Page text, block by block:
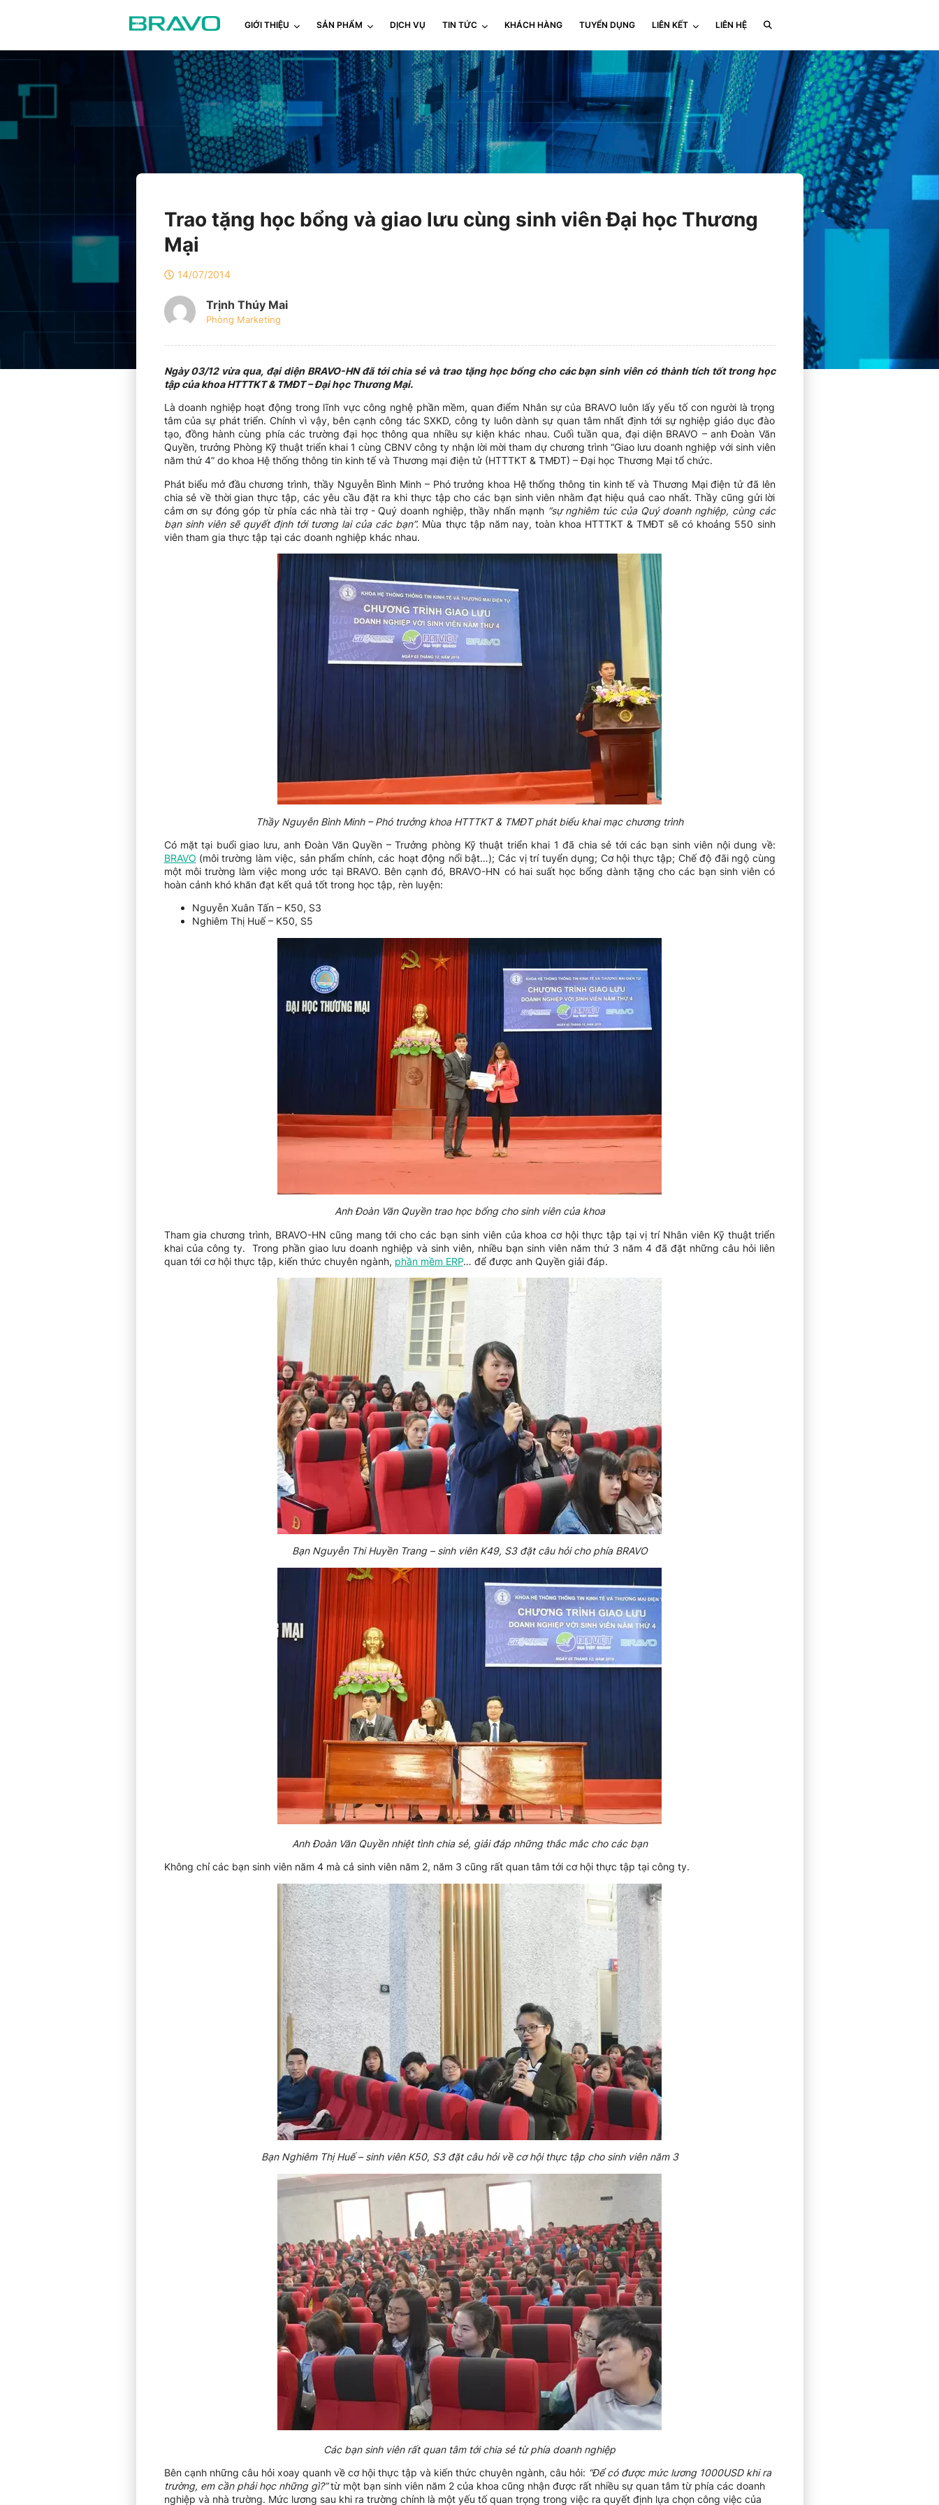
GIỚI THIỆU SẢN PHẨM DỊCH VỤ TIN TỨC KHÁCH HÀNG TUYỂN DỤNG LIÊN KẾT LIÊN HỆ
Trao tặng học bổng và giao lưu cùng sinh viên Đại học Thương
Mại
14/07/2014
Trịnh Thúy Mai
Phòng Marketing
Ngày 03/12 vừa qua, đại diện BRAVO-HN đã tới chia sẻ và trao tặng học bổng cho các bạn sinh viên có thành tích tốt trong học
tập của khoa HTTTKT & TMĐT – Đại học Thương Mại.
Là doanh nghiệp hoạt động trong lĩnh vực công nghệ phần mềm, quan điểm Nhân sự của BRAVO luôn lấy yếu tố con người là trọng
tâm của sự phát triển. Chính vì vậy, bên cạnh công tác SXKD, công ty luôn dành sự quan tâm nhất định tới sự nghiệp giáo dục đào
tạo, đồng hành cùng phía các trường đại học thông qua nhiều sự kiện khác nhau. Cuối tuần qua, đại diện BRAVO – anh Đoàn Văn
Quyền, trưởng Phòng Kỹ thuật triển khai 1 cùng CBNV công ty nhận lời mời tham dự chương trình “Giao lưu doanh nghiệp với sinh viên
năm thứ 4” do khoa Hệ thống thông tin kinh tế và Thương mại điện tử (HTTTKT & TMĐT) – Đại học Thương Mại tổ chức.
Phát biểu mở đầu chương trình, thầy Nguyễn Bình Minh – Phó trưởng khoa Hệ thống thông tin kinh tế và Thương Mại điện tử đã lên
chia sẻ về thời gian thực tập, các yêu cầu đặt ra khi thực tập cho các bạn sinh viên nhằm đạt hiệu quả cao nhất. Thầy cũng gửi lời
cảm ơn sự đóng góp từ phía các nhà tài trợ - Quý doanh nghiệp, thầy nhấn mạnh “sự nghiêm túc của Quý doanh nghiệp, cùng các
bạn sinh viên sẽ quyết định tới tương lai của các bạn”. Mùa thực tập năm nay, toàn khoa HTTTKT & TMĐT sẽ có khoảng 550 sinh
viên tham gia thực tập tại các doanh nghiệp khác nhau.
Thầy Nguyễn Bình Minh – Phó trưởng khoa HTTTKT & TMĐT phát biểu khai mạc chương trình
Có mặt tại buổi giao lưu, anh Đoàn Văn Quyền – Trưởng phòng Kỹ thuật triển khai 1 đã chia sẻ tới các bạn sinh viên nội dung về:
BRAVO (môi trường làm việc, sản phẩm chính, các hoạt động nổi bật…); Các vị trí tuyển dụng; Cơ hội thực tập; Chế độ đãi ngộ cùng
một môi trường làm việc mong ước tại BRAVO. Bên cạnh đó, BRAVO-HN có hai suất học bổng dành tặng cho các bạn sinh viên có
hoàn cảnh khó khăn đạt kết quả tốt trong học tập, rèn luyện:
Nguyễn Xuân Tấn – K50, S3
Nghiêm Thị Huế – K50, S5
Anh Đoàn Văn Quyền trao học bổng cho sinh viên của khoa
Tham gia chương trình, BRAVO-HN cũng mang tới cho các bạn sinh viên của khoa cơ hội thực tập tại vị trí Nhân viên Kỹ thuật triển
khai của công ty. Trong phần giao lưu doanh nghiệp và sinh viên, nhiều bạn sinh viên năm thứ 3 năm 4 đã đặt những câu hỏi liên
quan tới cơ hội thực tập, kiến thức chuyên ngành, phần mềm ERP… để được anh Quyền giải đáp.
Bạn Nguyễn Thi Huyền Trang – sinh viên K49, S3 đặt câu hỏi cho phía BRAVO
Anh Đoàn Văn Quyền nhiệt tình chia sẻ, giải đáp những thắc mắc cho các bạn
Không chỉ các bạn sinh viên năm 4 mà cả sinh viên năm 2, năm 3 cũng rất quan tâm tới cơ hội thực tập tại công ty.
Bạn Nghiêm Thị Huế – sinh viên K50, S3 đặt câu hỏi về cơ hội thực tập cho sinh viên năm 3
Các bạn sinh viên rất quan tâm tới chia sẻ từ phía doanh nghiệp
Bên cạnh những câu hỏi xoay quanh về cơ hội thực tập và kiến thức chuyên ngành, câu hỏi: “Để có được mức lương 1000USD khi ra
trường, em cần phải học những gì?”từ một bạn sinh viên năm 2 của khoa cũng nhận được rất nhiều sự quan tâm từ phía các doanh
nghiệp và nhà trường. Mức lương sau khi ra trường chính là một yếu tố quan trọng trong việc ra quyết định lựa chọn công việc của